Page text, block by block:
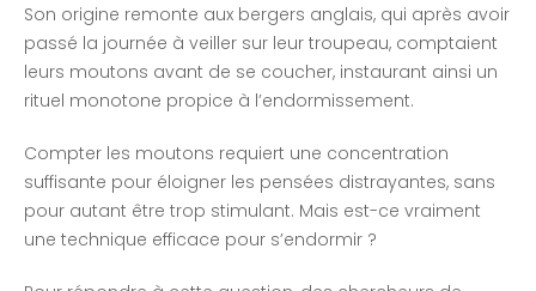
Son origine remonte aux bergers anglais, qui après avoir
passé la journée à veiller sur leur troupeau, comptaient
leurs moutons avant de se coucher, instaurant ainsi un
rituel monotone propice à l’endormissement.
Compter les moutons requiert une concentration
suffisante pour éloigner les pensées distrayantes, sans
pour autant être trop stimulant. Mais est-ce vraiment
une technique efficace pour s’endormir ?